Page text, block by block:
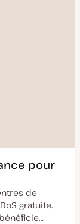
pour
de
gratuite.